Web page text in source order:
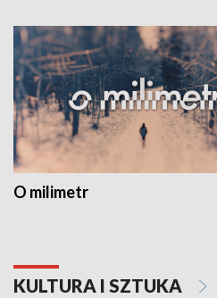
O milimetr
KULTURA I SZTUKA